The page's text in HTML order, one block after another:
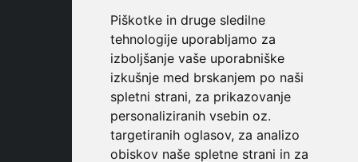
Piškotke in druge sledilne
tehnologije uporabljamo za
izboljšanje vaše uporabniške
izkušnje med brskanjem po naši
spletni strani, za prikazovanje
personaliziranih vsebin oz.
targetiranih oglasov, za analizo
obiskov naše spletne strani in za
UPORABNI
REGISTE
PRIJAVITE S
NAKUPOVALNA KOŠARIC